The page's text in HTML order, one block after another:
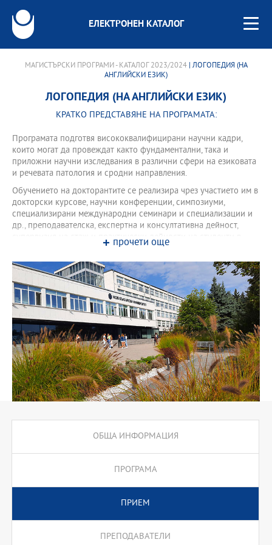
ЕЛЕКТРОНЕН КАТАЛОГ
МАГИСТЪРСКИ ПРОГРАМИ - КАТАЛОГ 2023/2024| ЛОГОПЕДИЯ (НА
АНГЛИЙСКИ ЕЗИК)
ЛОГОПЕДИЯ (НА АНГЛИЙСКИ ЕЗИК)
КРАТКО ПРЕДСТАВЯНЕ НА ПРОГРАМАТА:
Програмата подготвя висококвалифицирани научни кадри,
които могат да провеждат както фундаментални, така и
приложни научни изследвания в различни сфери на езиковата
и речевата патология и сродни направления.
Обучението на докторантите се реализира чрез участието им в
докторски курсове, научни конференции, симпозиуми,
специализирани международни семинари и специализации и
др., преподавателска, експертна и консултативна дейност,
супервизия на стаж и практически дейности на студенти в
бакалавръски и магистърски програми в областта, участие в
проекти, публикации и научноизследователската и
практическата дейност в областта на езиковата и речевата
патология.
прочети още
ОБЩА ИНФОРМАЦИЯ
ПРОГРАМА
ПРИЕМ
ПРЕПОДАВАТЕЛИ